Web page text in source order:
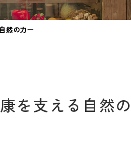
然の力ー
を支える自然の